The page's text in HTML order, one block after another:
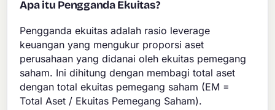
Apa itu Pengganda Ekuitas?
Pengganda ekuitas adalah rasio leverage
keuangan yang mengukur proporsi aset
perusahaan yang didanai oleh ekuitas pemegang
saham. Ini dihitung dengan membagi total aset
dengan total ekuitas pemegang saham (EM =
Total Aset / Ekuitas Pemegang Saham).